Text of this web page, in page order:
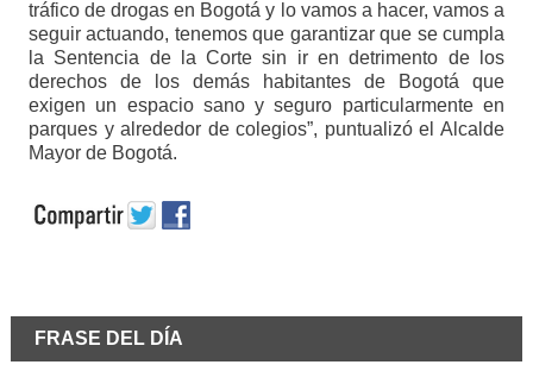
tráfico de drogas en Bogotá y lo vamos a hacer, vamos a
seguir actuando, tenemos que garantizar que se cumpla
la Sentencia de la Corte sin ir en detrimento de los
derechos de los demás habitantes de Bogotá que
exigen un espacio sano y seguro particularmente en
parques y alrededor de colegios”, puntualizó el Alcalde
Mayor de Bogotá.
FRASE DEL DÍA